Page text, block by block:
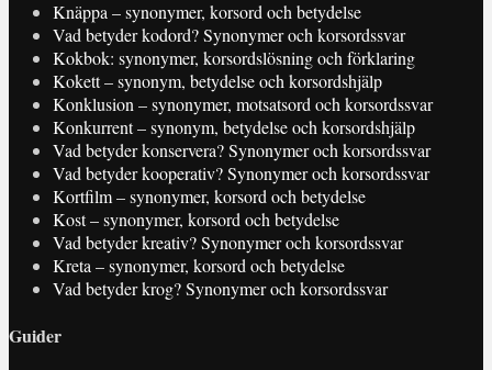
Knäppa – synonymer, korsord och betydelse
Vad betyder kodord? Synonymer och korsordssvar
Kokbok: synonymer, korsordslösning och förklaring
Kokett – synonym, betydelse och korsordshjälp
Konklusion – synonymer, motsatsord och korsordssvar
Konkurrent – synonym, betydelse och korsordshjälp
Vad betyder konservera? Synonymer och korsordssvar
Vad betyder kooperativ? Synonymer och korsordssvar
Kortfilm – synonymer, korsord och betydelse
Kost – synonymer, korsord och betydelse
Vad betyder kreativ? Synonymer och korsordssvar
Kreta – synonymer, korsord och betydelse
Vad betyder krog? Synonymer och korsordssvar
Guider